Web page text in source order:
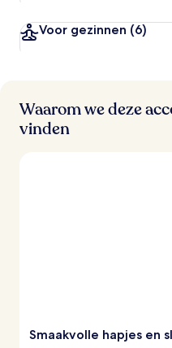
Voor gezinnen (6)
Waarom we deze
vinden
Smaakvolle hapjes en